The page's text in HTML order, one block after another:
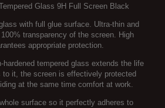
Glass 9H Full Screen Black
with full glue surface. Ultra-thin and
transparency of the screen. High
appropriate protection.
hardened tempered glass extends the life
to it, the screen is effectively protected
at the same time comfort at work.
surface so it perfectly adheres to